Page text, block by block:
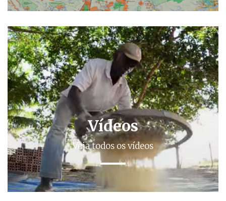
Vídeos
Veja todos os vídeos